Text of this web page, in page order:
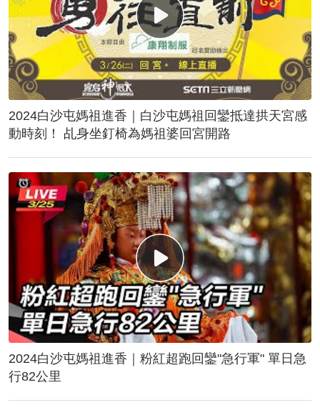
2024白沙屯媽祖進香｜白沙屯媽祖回鑾抵達拱天宮感
動時刻！ 乩身坐釘椅為媽祖婆回宮開路
2024白沙屯媽祖進香｜粉紅超跑回鑾"急行軍" 單日急
行82公里